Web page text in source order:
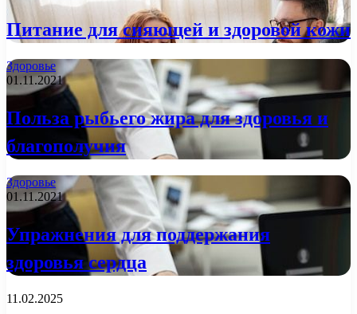
Питание для сияющей и здоровой кожи
Здоровье
01.11.2021
Польза рыбьего жира для здоровья и
благополучия
Здоровье
01.11.2021
Упражнения для поддержания
здоровья сердца
11.02.2025